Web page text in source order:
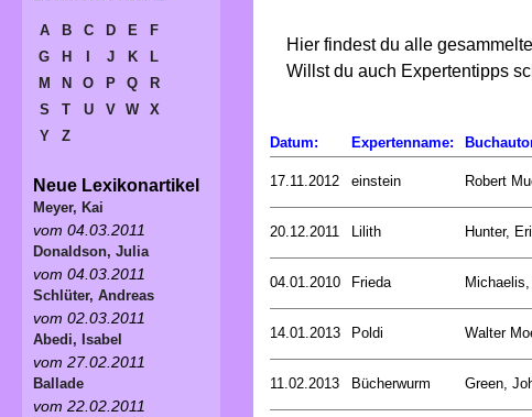
Hier findest du alle
Willst du auch Expertentipps
Datum: Expertenname:
17.11.2012 einstein Robert
20.12.2011 Lilith Hunter,
04.01.2010 Frieda
14.01.2013 Poldi Walter
11.02.2013 Bücherwurm Green,
A B C D E
F
G
H J K
L
M
N O P Q
R
S
T U V W
X
Y
Z
Neue Lexikonartikel
Meyer, Kai
vom 04.03.2011
Donaldson, Julia
vom 04.03.2011
Schlüter, Andreas
vom 02.03.2011
Abedi, Isabel
vom 27.02.2011
Ballade
vom 22.02.2011